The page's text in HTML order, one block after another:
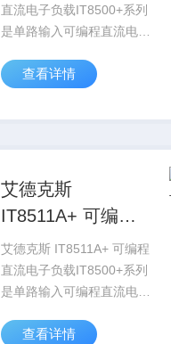
直流电子负载IT8500+系列
是单路输入可编程直流电子
分辨率和高精度，同时具有
测试功能，可应用于LED
查看详情
艾德克斯
IT8511A+ 可编程
直流电子负载
艾德克斯 IT8511A+ 可编程
直流电子负载IT8500+系列
是单路输入可编程直流电子
分辨率和高精度，同时具有
查看详情